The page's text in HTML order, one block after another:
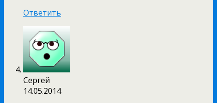
Ответить
Сергей
14.05.2014